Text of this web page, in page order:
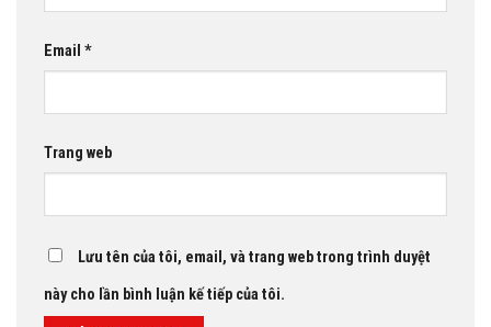
Email *
Trang web
Lưu tên của tôi, email, và trang web trong trình duyệt
này cho lần bình luận kế tiếp của tôi.